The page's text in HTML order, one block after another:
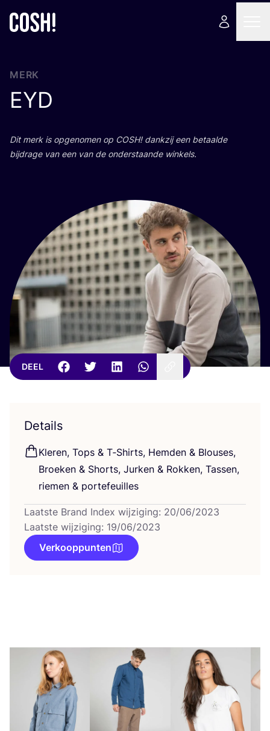
MERK
EYD
Dit merk is opge­no­men op COSH! dank­zij een betaal­de
bij­dra­ge van een van de onder­staan­de winkels.
DEEL
Details
Kle­ren, Tops & T‑Shirts, Hem­den & Blou­ses,
Broe­ken & Shorts, Jur­ken & Rok­ken, Tas­sen,
rie­men & portefeuilles
Laatste Brand Index wijziging: 20/06/2023
Laatste wijziging: 19/06/2023
Verkooppunten